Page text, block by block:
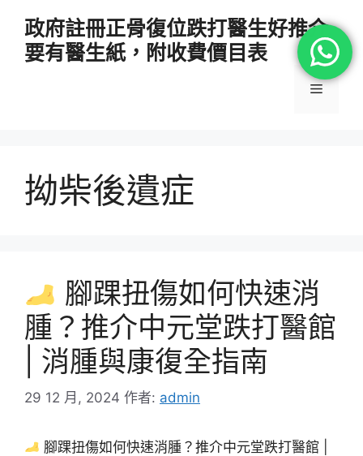
政府註冊正骨復位跌打醫生好推介
要有醫生紙，附收費價目表
選
拗柴後遺症
腳踝扭傷如何快速消
腫？推介中元堂跌打醫館
| 消腫與康復全指南
29 12 月, 2024 作者: admin
腳踝扭傷如何快速消腫？推介中元堂跌打醫館 |